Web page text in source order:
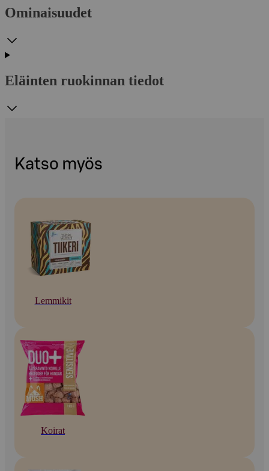
Ominaisuudet
Eläinten ruokinnan tiedot
Katso myös
Lemmikit
Koirat